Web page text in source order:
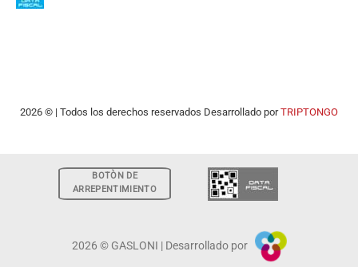
2026 © | Todos los derechos reservados Desarrollado porTRIPTONGO
BOTÒN DE
ARREPENTIMIENTO
2026 © GASLONI | Desarrollado por